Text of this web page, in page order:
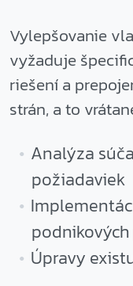
Vylepšovanie
vyžaduje
riešení a
strán, a to
Analýza
požiadaviek
Úpravy